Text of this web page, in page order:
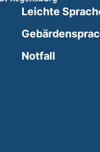
new window)
Leichte
Notfall